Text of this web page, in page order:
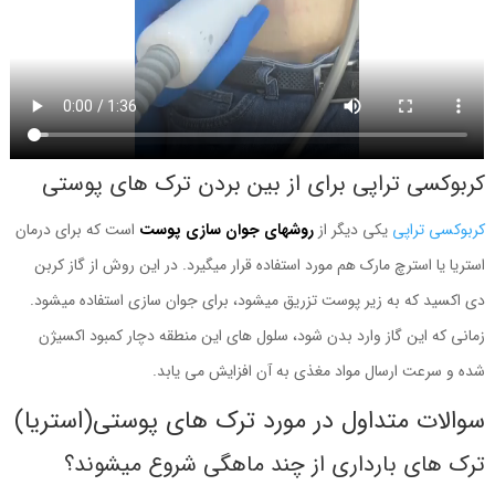
کربوکسی تراپی برای از بین بردن ترک های پوستی
کربوکسی تراپی یکی دیگر ازروشهای جوان سازی پوست است که برای درمان
استریا یا استرچ مارک هم مورد استفاده قرار میگیرد. در این روش از گاز کربن
دی اکسید که به زیر پوست تزریق میشود، برای جوان سازی استفاده میشود.
زمانی که این گاز وارد بدن شود، سلول های این منطقه دچار کمبود اکسیژن
شده و سرعت ارسال مواد مغذی به آن افزایش می یابد.
سوالات متداول در مورد ترک های پوستی(استریا)
ترک های بارداری از چند ماهگی شروع میشوند؟